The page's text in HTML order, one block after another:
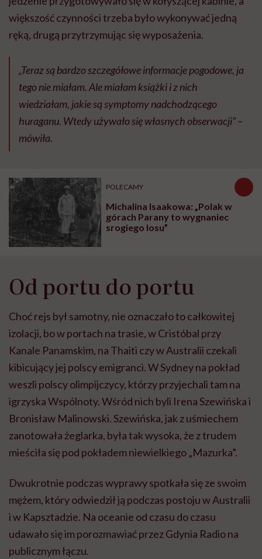
większość czynności trzeba było wykonywać jedną
ręką, drugą przytrzymując się wyposażenia.
„Teraz są bardzo szczegółowe informacje pogodowe, ja
tego nie miałam. Ale miałam książki i z nich
wiedziałam, jakie są symptomy nadchodzącego
huraganu. Wtedy używało się własnych obserwacji” –
mówiła.
POLECAMY
Michalina Isaakowa: „Polak w
górach Parany to wygnaniec
srogiego losu”
Od portu do portu
Choć rejs był samotny, nie oznaczało to całkowitej
izolacji, bo w portach na trasie, w Cristóbal przy
Kanale Panamskim, na Thaiti czy w Australii czekali
kibicujący jej polscy emigranci. W Sydney na pokład
weszli polscy olimpijczycy, którzy przyjechali tam na
igrzyska Wspólnoty. Wśród nich byli Irena Szewińska i
Bronisław Malinowski. Szewińska, jak z uśmiechem
zanotowała żeglarka, była tak wysoka, że z trudem
mieściła się pod pokładem niewielkiego „Mazurka”.
Dwukrotnie podczas wyprawy spotkała się ze swoim
mężem, który odwiedził ją podczas postoju w Australii
i w Kapsztadzie. Na oceanie od czasu do czasu
udawało się im porozmawiać przez Gdynia Radio na
publicznym łączu.